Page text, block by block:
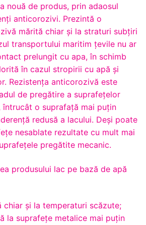
nouă de produs, prin adaosul
anticorozivi. Prezintă o
mărită chiar și la straturi subțiri
transportului maritim țevile nu ar
prelungit cu apa, în schimb
în cazul stropirii cu apă și
Rezistența anticorozivă este
de pregătire a suprafețelor
întrucât o suprafață mai puțin
redusă a lacului. Deși poate
nesablate rezultate cu mult mai
pregătite mecanic.
produsului lac pe bază de apă
chiar și la temperaturi scăzute;
la suprafețe metalice mai puțin